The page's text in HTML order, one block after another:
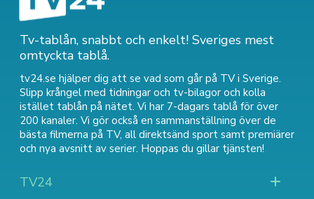
Tv-tablån, snabbt och enkelt! Sveriges mest
omtyckta tablå.
tv24.se hjälper dig att se vad som går på TV i Sverige.
Slipp krångel med tidningar och tv-bilagor och kolla
istället tablån på nätet. Vi har 7-dagars tablå för över
200 kanaler. Vi gör också en sammanställning över de
bästa filmerna på TV, all direktsänd sport samt premiärer
och nya avsnitt av serier. Hoppas du gillar tjänsten!
TV24